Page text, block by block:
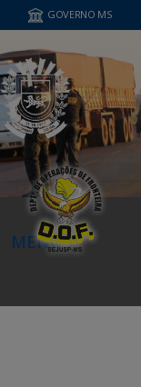
GOVERNO MS
MENU